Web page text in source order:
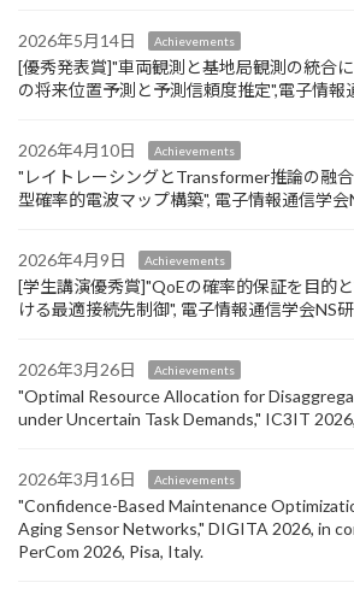
2026年5月14日 Achievements
[優秀発表賞]"車両観測と基地局観測の統合
の将来位置予測と予測信頼度推定",電子情
2026年4月10日 Achievements
"レイトレーシングとTransformer推論の融
型確率的電波マップ構築", 電子情報通信学
2026年4月9日 Achievements
[学生講演優秀賞]"QoEの確率的保証を目的
ける最適接続先制御", 電子情報通信学会NS
2026年3月26日 Achievements
"Optimal Resource Allocation for
under Uncertain Task Demands​," IC3IT
2026年3月16日 Achievements
"Confidence-Based Maintenance
Aging Sensor Networks," DIGITA 2026, in
PerCom 2026, Pisa, Italy.